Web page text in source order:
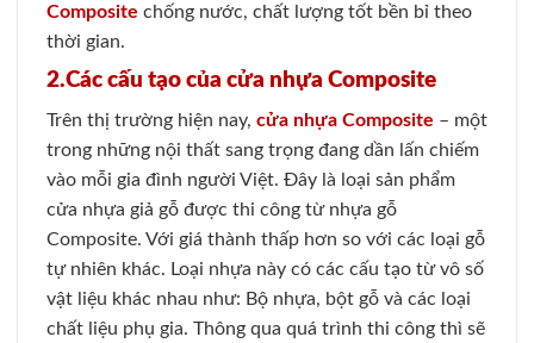
Composite chống nước, chất lượng tốt bền bỉ theo
thời gian.
2.Các cấu tạo của cửa nhựa Composite
Trên thị trường hiện nay, cửa nhựa Composite – một
trong những nội thất sang trọng đang dần lấn chiếm
vào mỗi gia đình người Việt. Đây là loại sản phẩm
cửa nhựa giả gỗ được thi công từ nhựa gỗ
Composite. Với giá thành thấp hơn so với các loại gỗ
tự nhiên khác. Loại nhựa này có các cấu tạo từ vô số
vật liệu khác nhau như: Bộ nhựa, bột gỗ và các loại
chất liệu phụ gia. Thông qua quá trình thi công thì sẽ